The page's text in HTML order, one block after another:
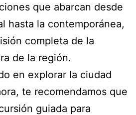
que abarcan desde
hasta la contemporánea,
completa de la
de la región.
en explorar la ciudad
te recomendamos que
guiada para